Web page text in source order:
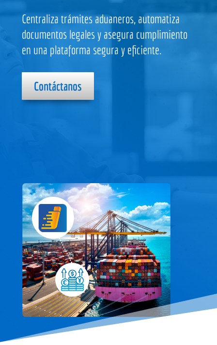
Centraliza trámites aduaneros, automatiza
documentos legales y asegura cumplimiento
en una plataforma segura y eficiente.
Contáctanos